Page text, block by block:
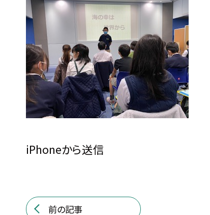
iPhoneから送信
前の記事